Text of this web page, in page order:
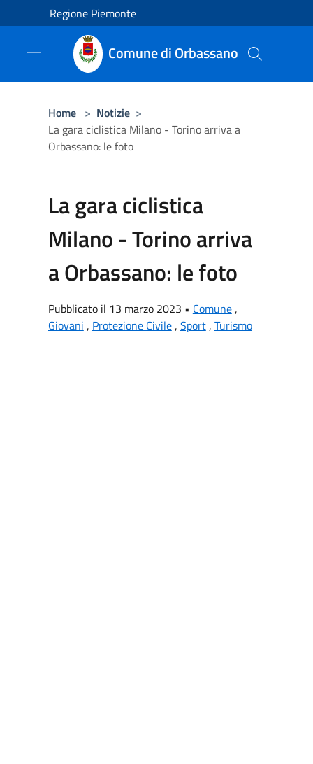
Salta al contenuto principale
Regione Piemonte
Comune di Orbassano
Home > Notizie >
La gara ciclistica Milano - Torino arriva a
Orbassano: le foto
La gara ciclistica
Milano - Torino arriva
a Orbassano: le foto
Pubblicato il 13 marzo 2023 • Comune,
Giovani , Protezione Civile, Sport, Turismo